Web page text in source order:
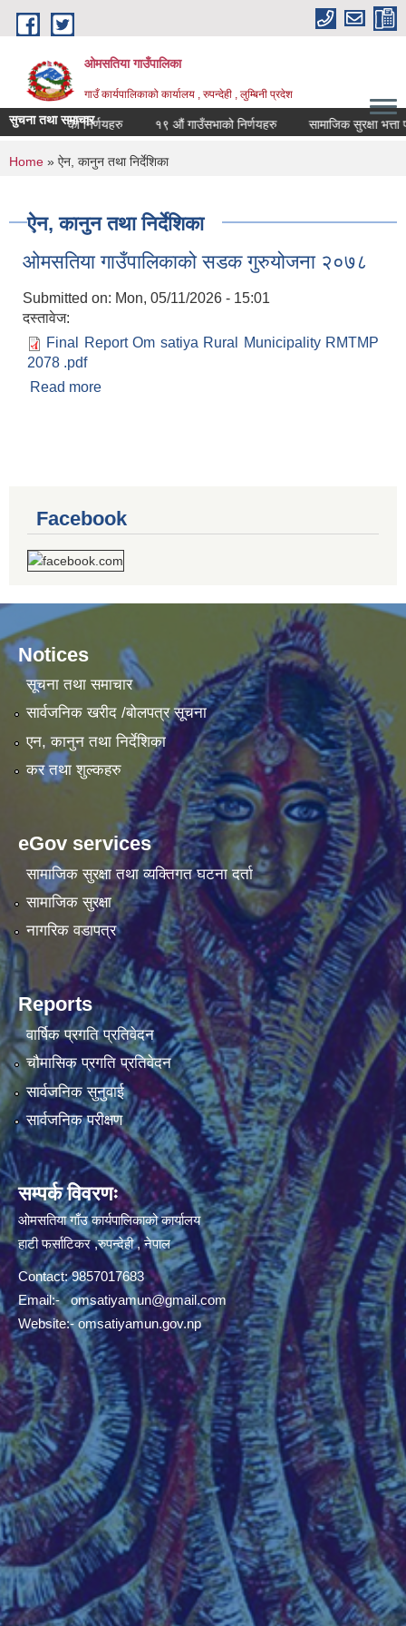
Skip to main content
ओमसतिया गाउँपालिका
गाउँ कार्यपालिकाको कार्यालय , रुपन्देही , लुम्बिनी प्रदेश
सुचना तथा समाचार
गाउँसभाको निर्णयहरु १९ औं गाउँसभाको निर्णयहरु सामाजिक सुरक्षा भत्ता
You are here
Home » ऐन, कानुन तथा निर्देशिका
ऐन, कानुन तथा निर्देशिका
ओमसतिया गाउँपालिकाको सडक गुरुयोजना २०७८
Submitted on: Mon, 05/11/2026 - 15:01
दस्तावेज:
Final Report Om satiya Rural Municipality RMTMP
2078 .pdf
Read more
Facebook
Notices
सूचना तथा समाचार
सार्वजनिक खरीद /बोलपत्र सूचना
एन, कानुन तथा निर्देशिका
कर तथा शुल्कहरु
eGov services
सामाजिक सुरक्षा तथा व्यक्तिगत घटना दर्ता
सामाजिक सुरक्षा
नागरिक वडापत्र
Reports
वार्षिक प्रगति प्रतिवेदन
चौमासिक प्रगति प्रतिवेदन
सार्वजनिक सुनुवाई
सार्वजनिक परीक्षण
सम्पर्क विवरणः
ओमसतिया गाँउ कार्यपालिकाको कार्यालय
हाटी फर्साटिकर ,रुपन्देही , नेपाल
Contact: 9857017683
Email:-omsatiyamun@gmail.com
Website:- omsatiyamun.gov.np